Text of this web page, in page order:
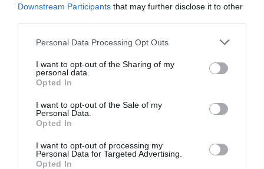
Downstream Participants that may further disclose it to other
Please note that this website/app uses one or more Google
not limited to your visit or usage behaviour. You may click to
grant or deny consent to Google and its third-party tags to
use your data for below specified purposes in below Google
consent section.
Personal Data Processing Opt Outs
I want to opt-out of the Sharing of my
personal data.
Opted In
I want to opt-out of the Sale of my
Personal Data.
Opted In
I want to opt-out of processing my
Personal Data for Targeted Advertising.
Opted In
Már alig álcázzák az új Bentley
Continental GT-t